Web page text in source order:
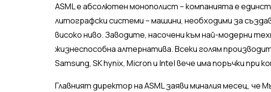
ASML е абсолютен монополист – компанията е
литографски системи – машини, необходими за
високо ниво. Заводите, насочени към най-модерни
жизнеспособна алтернатива. Всеки голям
Samsung, SK hynix, Micron и Intel вече има поръчки при
Главният директор на ASML заяви миналия месец, че